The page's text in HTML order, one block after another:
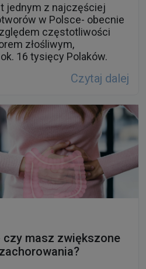
jednym z najczęściej
w Polsce- obecnie
częstotliwości
złośliwym,
16 tysięcy Polaków.
Czytaj dalej
czy masz zwiększone